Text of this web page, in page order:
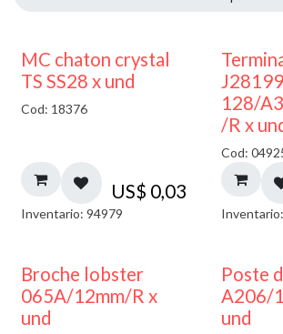
MC chaton crystal
TS SS28 x und
Cod: 18376
US$ 0,03
Inventario: 94979
128/
/R x
Cod:
Broche lobster
065A/12mm/R x
und
Poste
A206/
und